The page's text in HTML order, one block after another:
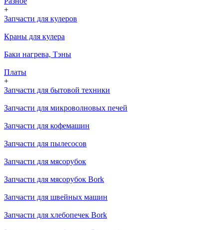
+
Запчасти для кулеров
Краны для кулера
Баки нагрева, Тэны
Платы
+
Запчасти для бытовой техники
Запчасти для микроволновых печей
Запчасти для кофемашин
Запчасти для пылесосов
Запчасти для мясорубок
Запчасти для мясорубок Bork
Запчасти для швейных машин
Запчасти для хлебопечек Bork